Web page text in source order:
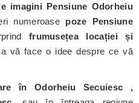
imagini Pensiune Odorheiu
numeroase poze Pensiune
frumusețea locației și
a vă face o idee despre ce vă
în Odorheiu Secuiesc ,